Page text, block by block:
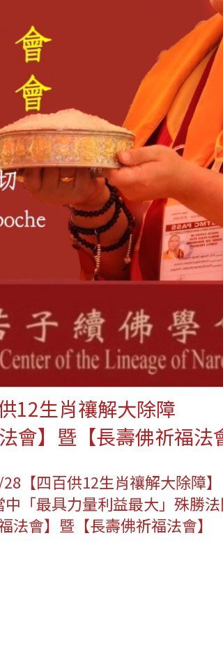
12生肖禳解大除障
會】暨【長壽佛祈福法
【四百供12生肖禳解大除障】
中「最具力量利益最大」殊勝
法會】暨【長壽佛祈福法會】